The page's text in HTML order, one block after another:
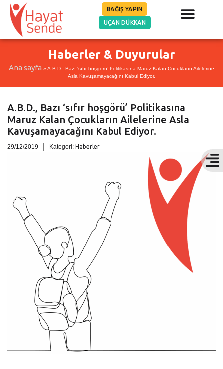
BAĞIŞ YAPIN
UÇAN DÜKKAN
Haberler & Duyurular
Ana sayfa » A.B.D., Bazı ‘sıfır hoşgörü’ Politikasına Maruz Kalan Çocukların Ailelerine
Asla Kavuşamayacağını Kabul Ediyor.
A.B.D., Bazı ‘sıfır hoşgörü’ Politikasına
Maruz Kalan Çocukların Ailelerine Asla
Kavuşamayacağını Kabul Ediyor.
29/12/2019 Kategori: Haberler